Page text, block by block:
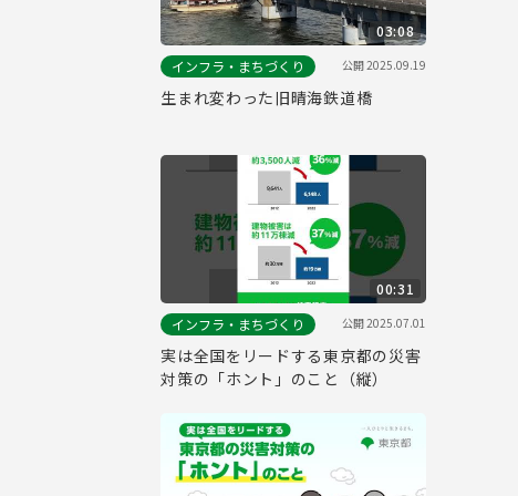
03:08
インフラ・まちづくり
公開2025.09.19
生まれ変わった旧晴海鉄道橋
00:31
インフラ・まちづくり
公開2025.07.01
実は全国をリードする東京都の災害
対策の「ホント」のこと（縦）